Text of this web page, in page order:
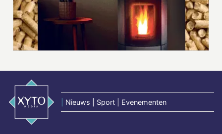
Nieuws | Sport | Evenementen